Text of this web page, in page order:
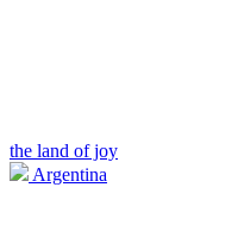
the land of joy
Argentina